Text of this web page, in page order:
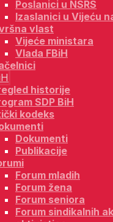
Poslanici u NSRS
Izaslanici u Vijeću
vlast
Vijeće ministara
Vlada FBiH
historije
SDP BiH
kodeks
Dokumenti
Publikacije
Forum mladih
Forum žena
Forum seniora
Forum sindikalnih